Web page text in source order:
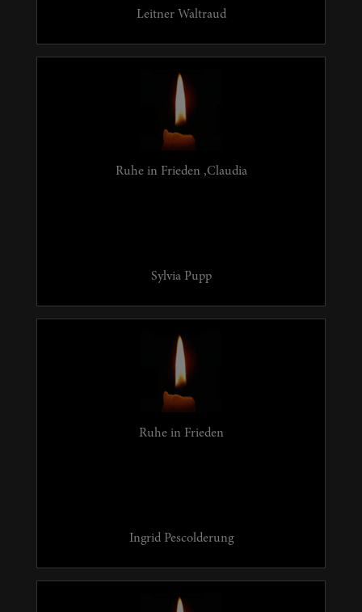
Leitner Waltraud
Ruhe in Frieden ,Claudia
Sylvia Pupp
Ruhe in Frieden
Ingrid Pescolderung